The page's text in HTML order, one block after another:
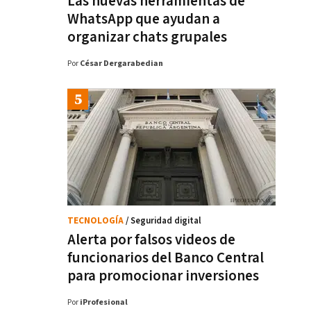
WhatsApp que ayudan a
organizar chats grupales
Por César Dergarabedian
Alerta por falsos videos de
funcionarios del Banco Central
para promocionar inversiones
TECNOLOGÍA/ Seguridad digital
Por iProfesional